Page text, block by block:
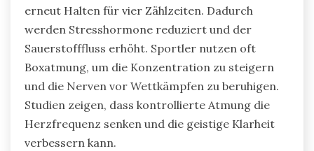
erneut Halten für vier Zählzeiten. Dadurch
werden Stresshormone reduziert und der
Sauerstofffluss erhöht. Sportler nutzen oft
Boxatmung, um die Konzentration zu steigern
und die Nerven vor Wettkämpfen zu beruhigen.
Studien zeigen, dass kontrollierte Atmung die
Herzfrequenz senken und die geistige Klarheit
verbessern kann.